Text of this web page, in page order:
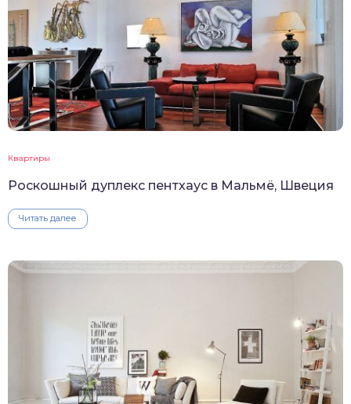
Квартиры
Роскошный дуплекс пентхаус в Мальмё, Швеция
Читать далее